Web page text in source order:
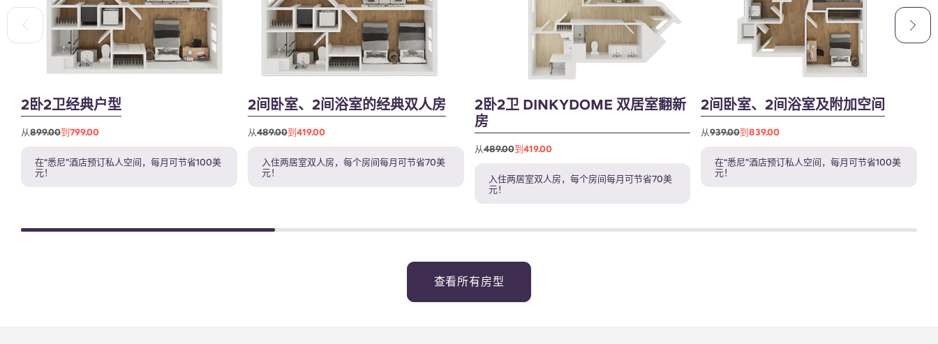
2卧2卫经典户型
从899.00到799.00
在“悉尼”酒店预订私人空间，每月可节省100美
元！
2间卧室、2间浴室的经典双人房
从489.00到419.00
入住两居室双人房，每个房间每月可节省70美
元！
2卧2卫 DINKYDOME 双居室翻新
房
从489.00到419.00
入住两居室双人房，每个房间每月可节省70美
元！
2间卧室、2间浴室及附加空间
从939.00到839.00
在“悉尼”酒店预订私人空间，每月可节省100美
元！
查看所有房型